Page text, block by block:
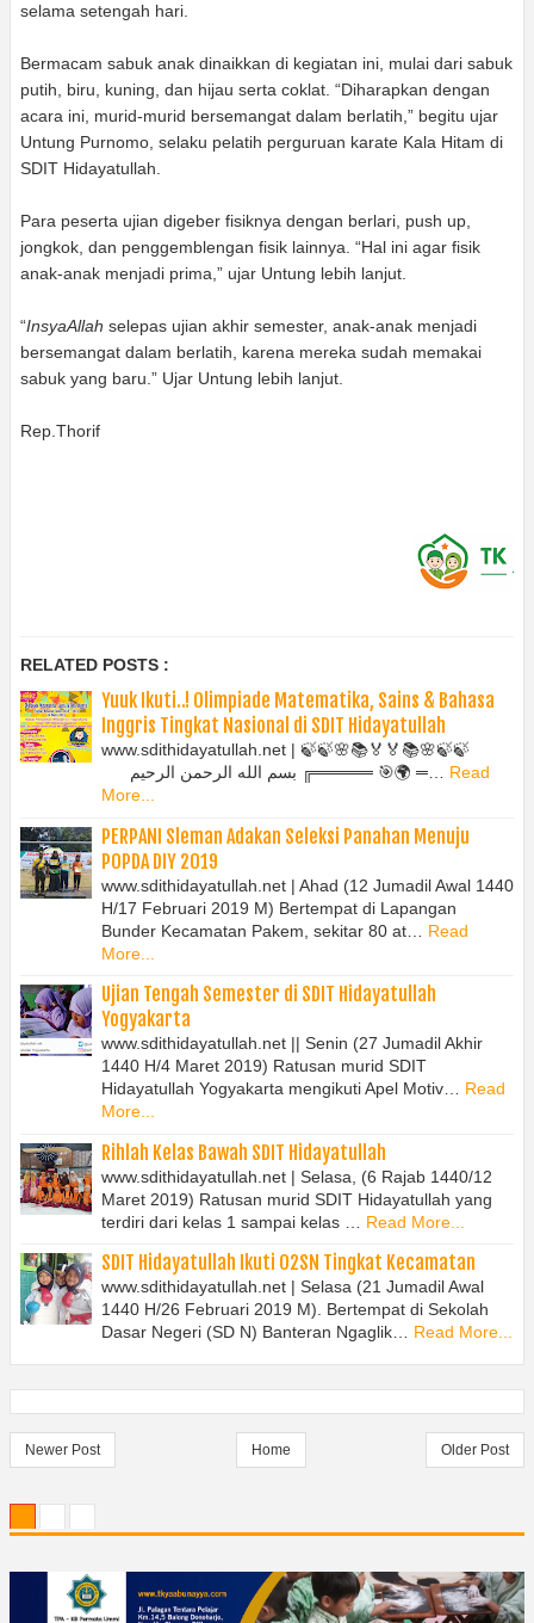
selama setengah hari.
Bermacam sabuk anak dinaikkan di kegiatan ini, mulai dari sabuk
putih, biru, kuning, dan hijau serta coklat. “Diharapkan dengan
acara ini, murid-murid bersemangat dalam berlatih,” begitu ujar
Untung Purnomo, selaku pelatih perguruan karate Kala Hitam di
SDIT Hidayatullah.
Para peserta ujian digeber fisiknya dengan berlari, push up,
jongkok, dan penggemblengan fisik lainnya. “Hal ini agar fisik
anak-anak menjadi prima,” ujar Untung lebih lanjut.
“InsyaAllah selepas ujian akhir semester, anak-anak menjadi
bersemangat dalam berlatih, karena mereka sudah memakai
sabuk yang baru.” Ujar Untung lebih lanjut.
Rep.Thorif
RELATED POSTS :
Yuuk Ikuti..! Olimpiade Matematika, Sains & Bahasa
Inggris Tingkat Nasional di SDIT Hidayatullah
www.sdithidayatullah.net | 🍃🍃🌸📚🏅🏅📚🌸🍃🍃
بسم الله الرحمن الرحيم ╔═════ 🎯🌍 ═… Read
More...
PERPANI Sleman Adakan Seleksi Panahan Menuju
POPDA DIY 2019
www.sdithidayatullah.net | Ahad (12 Jumadil Awal 1440
H/17 Februari 2019 M) Bertempat di Lapangan
Bunder Kecamatan Pakem, sekitar 80 at…
Read
More...
Ujian Tengah Semester di SDIT Hidayatullah
Yogyakarta
www.sdithidayatullah.net || Senin (27 Jumadil Akhir
1440 H/4 Maret 2019) Ratusan murid SDIT
Hidayatullah Yogyakarta mengikuti Apel Motiv… Read
More...
Rihlah Kelas Bawah SDIT Hidayatullah
www.sdithidayatullah.net | Selasa, (6 Rajab 1440/12
Maret 2019) Ratusan murid SDIT Hidayatullah yang
terdiri dari kelas 1 sampai kelas …
Read More...
SDIT Hidayatullah Ikuti O2SN Tingkat Kecamatan
www.sdithidayatullah.net | Selasa (21 Jumadil Awal
1440 H/26 Februari 2019 M). Bertempat di Sekolah
Dasar Negeri (SD N) Banteran Ngaglik… Read More...
Newer Post Older Post
Home